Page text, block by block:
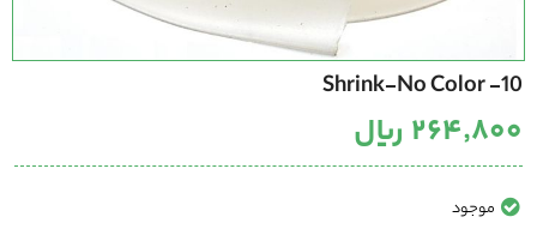
رفتن
به
گالری
Shrink-No Color -10
۲۶۴٬۸۰۰ ریال
موجود